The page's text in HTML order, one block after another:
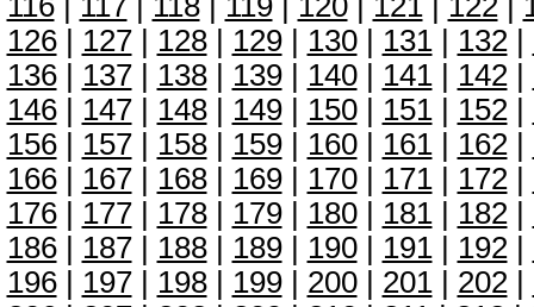
126| 127| 128| 129| 130| 131| 132|
136| 137| 138| 139| 140| 141| 142|
146| 147| 148| 149| 150| 151| 152|
156| 157| 158| 159| 160| 161| 162|
166| 167| 168| 169| 170| 171| 172|
176| 177| 178| 179| 180| 181| 182|
186| 187| 188| 189| 190| 191| 192|
196| 197| 198| 199| 200| 201| 202|